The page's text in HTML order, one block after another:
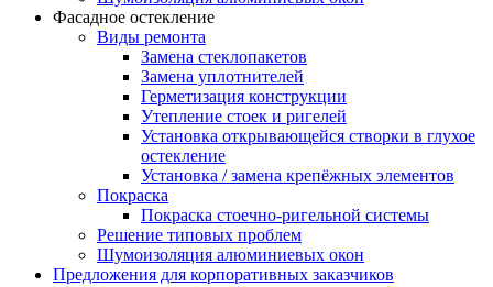
Фасадное остекление
Виды ремонта
Замена стеклопакетов
Замена уплотнителей
Герметизация конструкции
Утепление стоек и ригелей
Установка открывающейся створки в глухое
остекление
Установка / замена крепёжных элементов
Покраска
Покраска стоечно-ригельной системы
Решение типовых проблем
Шумоизоляция алюминиевых окон
Предложения для корпоративных заказчиков